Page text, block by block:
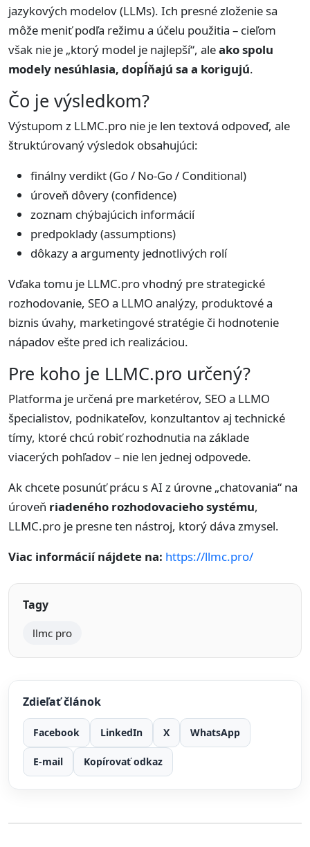
jazykových modelov (LLMs). Ich presné zloženie sa
môže meniť podľa režimu a účelu použitia – cieľom
však nie je „ktorý model je najlepší“, aleako spolu
modely nesúhlasia, dopĺňajú sa a korigujú.
Čo je výsledkom?
Výstupom z LLMC.pro nie je len textová odpoveď, ale
štruktúrovaný výsledok obsahujúci:
finálny verdikt (Go / No-Go / Conditional)
úroveň dôvery (confidence)
zoznam chýbajúcich informácií
predpoklady (assumptions)
dôkazy a argumenty jednotlivých rolí
Vďaka tomu je LLMC.pro vhodný pre strategické
rozhodovanie, SEO a LLMO analýzy, produktové a
biznis úvahy, marketingové stratégie či hodnotenie
nápadov ešte pred ich realizáciou.
Pre koho je LLMC.pro určený?
Platforma je určená pre marketérov, SEO a LLMO
špecialistov, podnikateľov, konzultantov aj technické
tímy, ktoré chcú robiť rozhodnutia na základe
viacerých pohľadov – nie len jednej odpovede.
Ak chcete posunúť prácu s AI z úrovne „chatovania“ na
úroveň riadeného rozhodovacieho systému,
LLMC.pro je presne ten nástroj, ktorý dáva zmysel.
Viac informácií nájdete na: https://llmc.pro/
Tagy
llmc pro
Zdieľať článok
Facebook LinkedIn X WhatsApp
E-mail Kopírovať odkaz